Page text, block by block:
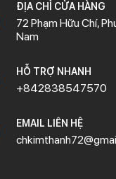
ĐỊA CHỈ CỬA HÀNG
72 Phạm Hữu Chí,
Nam
HỖ TRỢ NHANH
+842838547570
EMAIL LIÊN HỆ